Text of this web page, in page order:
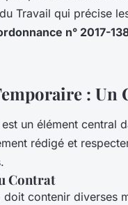
Travail qui précise
n° 2017-
: Un
est un élément central
rédigé et
Contrat
doit contenir diverses